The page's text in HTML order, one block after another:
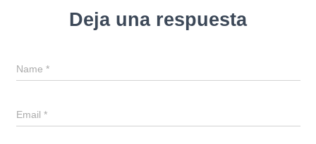
Deja una respuesta
Name *
Email *